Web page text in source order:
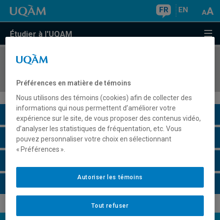
FR EN
Étudier à l'UQAM
COURS//
Description du cours
Horaire - Été 2026
Préférences en matière de témoins
Nous utilisons des témoins (cookies) afin de collecter des
informations qui nous permettent d’améliorer votre
expérience sur le site, de vous proposer des contenus vidéo,
d’analyser les statistiques de fréquentation, etc. Vous
pouvez personnaliser votre choix en sélectionnant
« Préférences ».
Tout refuser
Autoriser les témoins